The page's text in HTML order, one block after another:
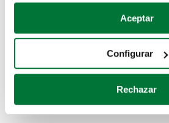
Si lo permite, también quisiéramos:
Recopilar información sobre su
Identificar su dispositivo
para buscar características
Obtenga más información sobre
Aceptar
Configurar
Rechazar
Coches de segunda mano
Coches de km0